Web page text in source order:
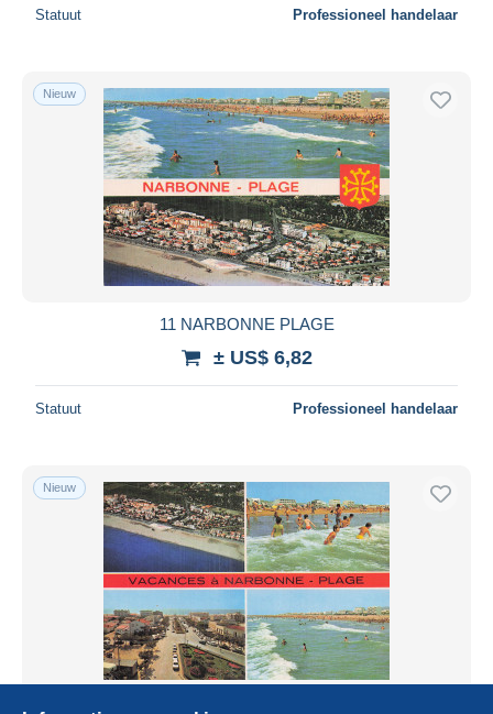
Statuut Professioneel handelaar
Nieuw
11 NARBONNE PLAGE
± US$ 6,82
Statuut Professioneel handelaar
Nieuw